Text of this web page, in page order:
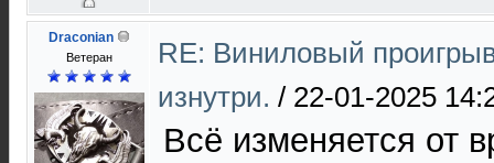
Draconian
Ветеран
RE: Виниловый
изнутри. / 22-01-2025
Всё изменяется от